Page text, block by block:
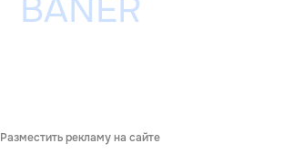
Разместить рекламу на сайте